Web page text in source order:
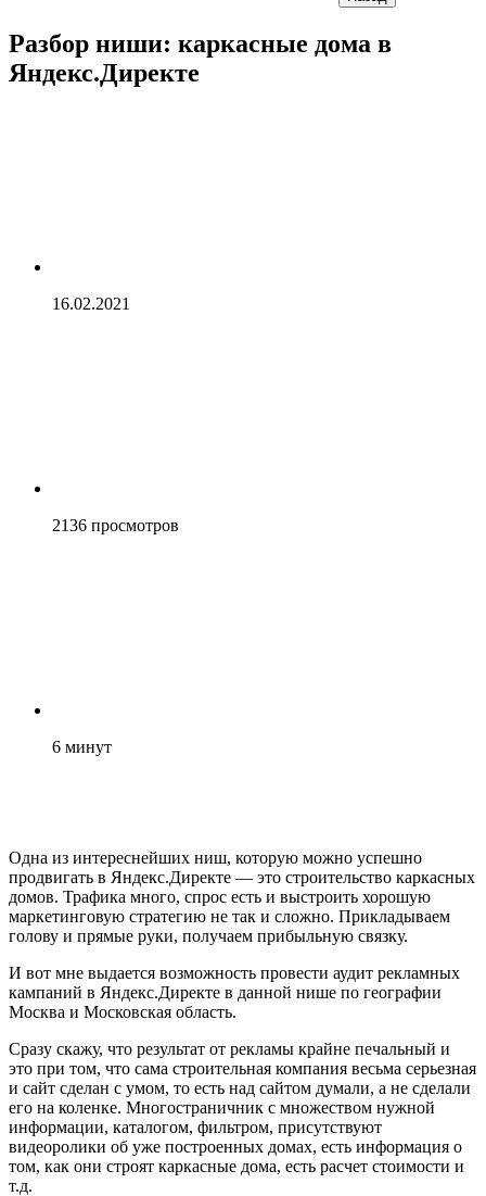
Разбор ниши: каркасные дома в
Яндекс.Директе
16.02.2021
2136 просмотров
6 минут
Одна из интереснейших ниш, которую можно успешно
продвигать в Яндекс.Директе — это строительство каркасных
домов. Трафика много, спрос есть и выстроить хорошую
маркетинговую стратегию не так и сложно. Прикладываем
голову и прямые руки, получаем прибыльную связку.
И вот мне выдается возможность провести аудит рекламных
кампаний в Яндекс.Директе в данной нише по географии
Москва и Московская область.
Сразу скажу, что результат от рекламы крайне печальный и
это при том, что сама строительная компания весьма серьезная
и сайт сделан с умом, то есть над сайтом думали, а не сделали
его на коленке. Многостраничник с множеством нужной
информации, каталогом, фильтром, присутствуют
видеоролики об уже построенных домах, есть информация о
том, как они строят каркасные дома, есть расчет стоимости и
т.д.